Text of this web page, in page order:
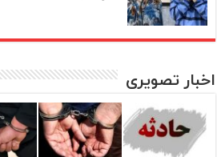
اخبار تصویری